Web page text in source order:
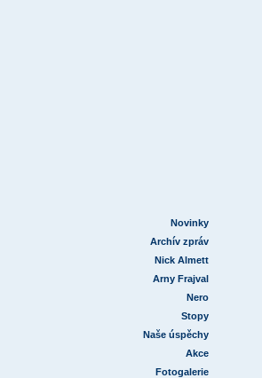
Novinky
Archív zpráv
Nick Almett
Arny Frajval
Nero
Stopy
Naše úspěchy
Akce
Fotogalerie